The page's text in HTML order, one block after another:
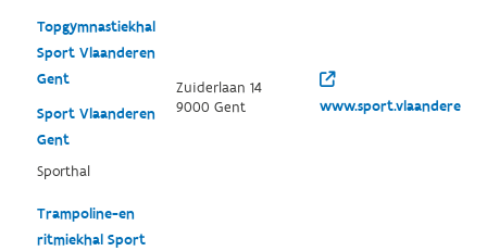
Topgymnastiekhal
Sport Vlaanderen
Gent
Sport Vlaanderen
Gent
Sporthal
Zuiderlaan 14
9000 Gent
www.sport.vlaanderen/
Trampoline-en
ritmiekhal Sport